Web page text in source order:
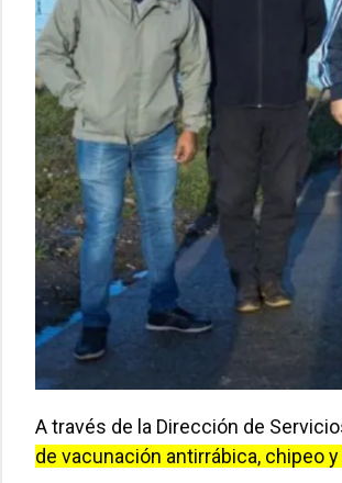
A través de la Dirección de
de vacunación antirrábica, chipeo